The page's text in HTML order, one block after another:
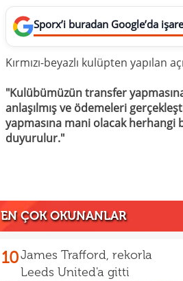
Sporx’i buradan Google’da
Kırmızı-beyazlı kulüpten yapılan
"Kulübümüzün transfer
anlaşılmış ve ödemeleri
yapmasına mani olacak herhangi
duyurulur."
EN ÇOK OKUNANLAR
10James Trafford, rekorla
Leeds United'a gitti